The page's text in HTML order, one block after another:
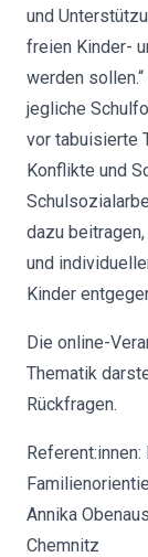
und
freien Kinder-
werden
jegliche
vor tabuisierte
Konflikte und
dazu
und
Kinder
Die online-
Thematik
Rückfragen.
Annika
Chemnitz